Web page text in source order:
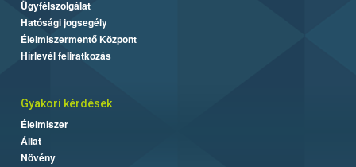
Ügyfélszolgálat
Hatósági jogsegély
Élelmiszermentő Központ
Hírlevél feliratkozás
Gyakori kérdések
Élelmiszer
Állat
Növény